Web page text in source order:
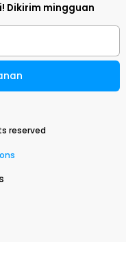
Dikirim mingguan
reserved